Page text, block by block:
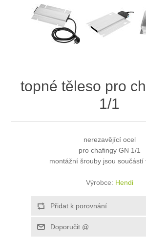
topné těleso pro
1/1
nerezavějící ocel
pro chafingy GN 1/1
montážní šrouby jsou součástí
Výrobce: Hendi